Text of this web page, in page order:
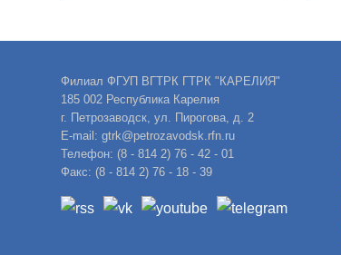
Филиал ФГУП ВГТРК ГТРК "КАРЕЛИЯ"
185 002 Республика Карелия
г. Петрозаводск, ул. Пирогова, д. 2
E-mail: gtrk@petrozavodsk.rfn.ru
Телефон: (8 - 814 2) 76 - 42 - 01
Факс: (8 - 814 2) 76 - 18 - 39